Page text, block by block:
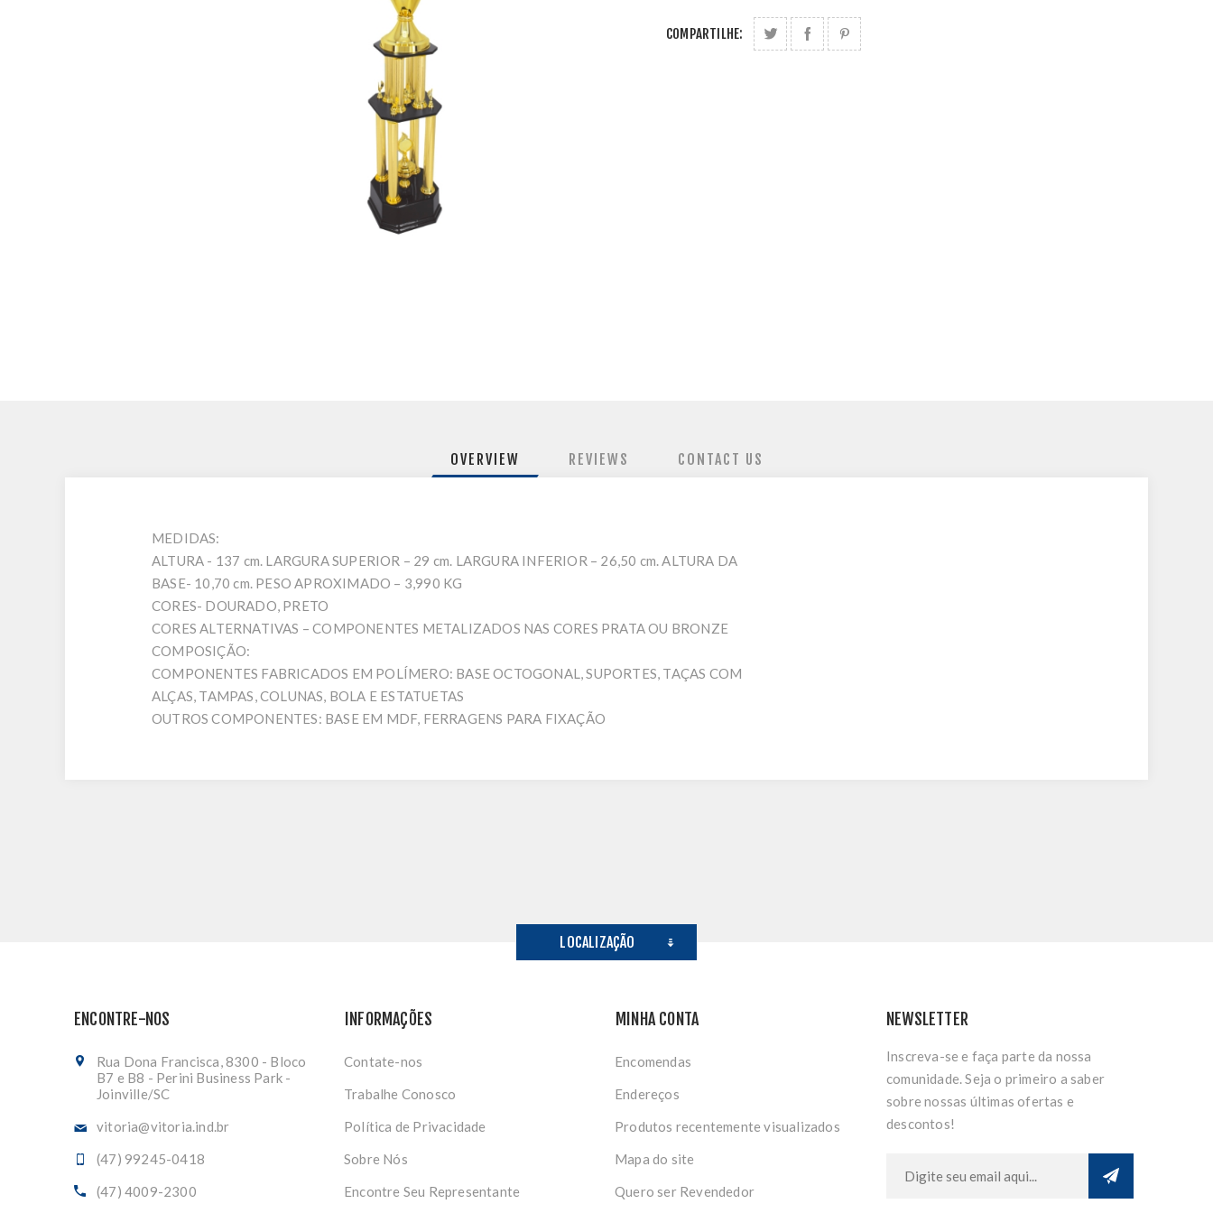
COMPARTILHE:
OVERVIEW REVIEWS CONTACT US
MEDIDAS:
ALTURA - 137 cm. LARGURA SUPERIOR – 29 cm. LARGURA INFERIOR – 26,50 cm. ALTURA DA
BASE- 10,70 cm. PESO APROXIMADO – 3,990 KG
CORES- DOURADO, PRETO
CORES ALTERNATIVAS – COMPONENTES METALIZADOS NAS CORES PRATA OU BRONZE
COMPOSIÇÃO:
COMPONENTES FABRICADOS EM POLÍMERO: BASE OCTOGONAL, SUPORTES, TAÇAS COM
ALÇAS, TAMPAS, COLUNAS, BOLA E ESTATUETAS
OUTROS COMPONENTES: BASE EM MDF, FERRAGENS PARA FIXAÇÃO
LOCALIZAÇÃO
ENCONTRE-NOS
Rua Dona Francisca, 8300 - Bloco
B7 e B8 - Perini Business Park -
Joinville/SC
vitoria@vitoria.ind.br
(47) 99245-0418
(47) 4009-2300
INFORMAÇÕES
Contate-nos
Trabalhe Conosco
Política de Privacidade
Sobre Nós
Encontre Seu Representante
MINHA CONTA
Encomendas
Endereços
Produtos recentemente visualizados
Mapa do site
Quero ser Revendedor
NEWSLETTER
Inscreva-se e faça parte da nossa
comunidade. Seja o primeiro a saber
sobre nossas últimas ofertas e
descontos!